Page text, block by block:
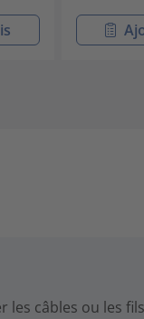
câbles ou les